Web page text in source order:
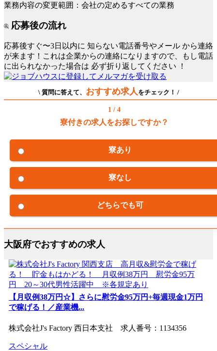
業務内容の変更範囲：会社の定めるすべての業務
応募後の流れ
応募後すぐ〜3日以内に 知らない電話番号やメール から連絡
が来ます！これは企業からの連絡になりますので、もし電話
に出られなかった場合は 必ず折り返してください ！
\ 質問に答えて、 おすすめ求人をチェック！ /
1 / 4
寮付きの求人をお探しですか？
寮あり
寮なし
どちらでも可
大阪府でおすすめの求人
【月収例38万円☆】さらに慰労金95万円+毎週現金1万円
で稼げる！／産業機...
株式会社J's Factory 西日本支社 求人番号：1134356
スペシャル